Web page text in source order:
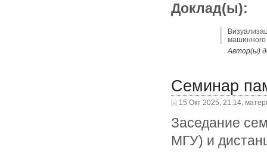
Доклад(ы):
машинного
Автор(ы)
Cеминар
15 Окт 2025, 21:14,
Заседание
МГУ) и